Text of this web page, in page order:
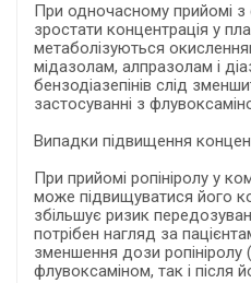
При одночасному прийомі
зростати концентрація у
метаболізуються
мідазолам, алпразолам і
бензодіазепінів слід
застосуванні з
Випадки підвищення
При прийомі ропініролу у
може підвищуватися його
збільшує ризик
потрібен нагляд за
зменшення дози ропініролу
флувоксаміном, так і після